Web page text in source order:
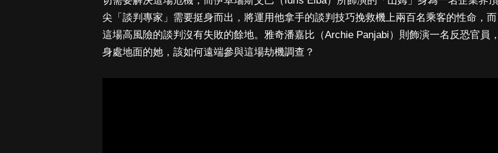
尖「談判專家」需要挺身而出，將運用他拿手的談判技巧挽救機上兩百名乘客的性命，而
這場高風險的談判沒有失敗的餘地。雅奇潘嘉比（Archie Panjabi）則飾演一名反恐官員，
身處地面的她，該如何遠端參與這場劫機調查？